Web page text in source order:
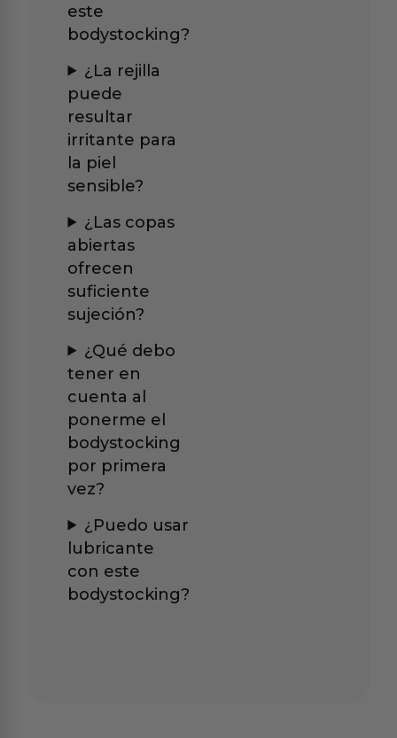
este
bodystocking?
¿La rejilla
puede
resultar
irritante para
la piel
sensible?
¿Las copas
abiertas
ofrecen
suficiente
sujeción?
¿Qué debo
tener en
cuenta al
ponerme el
bodystocking
por primera
vez?
¿Puedo usar
lubricante
con este
bodystocking?